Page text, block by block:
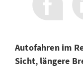
Autofahren im
Sicht, längere